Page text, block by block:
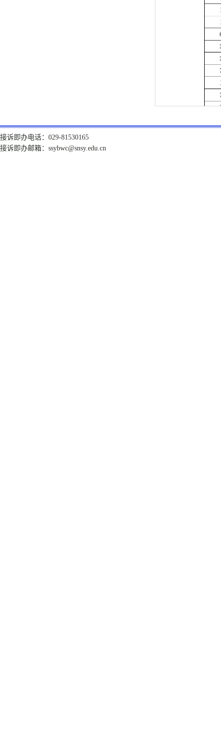
接诉即办电话：029-81530165
接诉即办邮箱：ssybwc@snsy.edu.cn